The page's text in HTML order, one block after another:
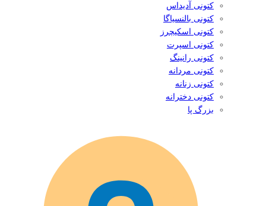
کتونی آدیداس
کتونی بالنسیاگا
کتونی اسکیچرز
کتونی اسپرت
کتونی رانینگ
کتونی مردانه
کتونی زنانه
کتونی دخترانه
بزرگ پا